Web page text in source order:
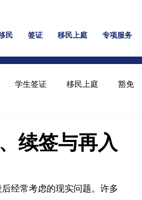
民 签证 移民上庭 专项服务
学生签证 移民上庭 豁免
续签与再入
经常考虑的现实问题。许多